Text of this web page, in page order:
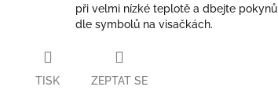
při velmi nízké teplotě a dbejte pokynů
dle symbolů na visačkách.
TISK ZEPTAT SE